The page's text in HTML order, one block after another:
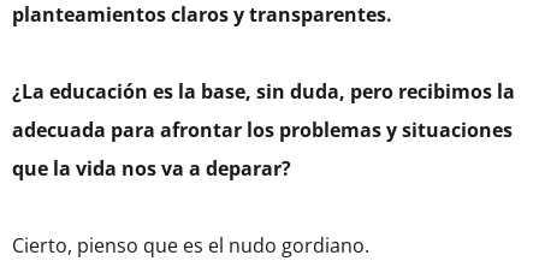
planteamientos claros y transparentes.
¿La educación es la base, sin duda, pero recibimos la
adecuada para afrontar los problemas y situaciones
que la vida nos va a deparar?
Cierto, pienso que es el nudo gordiano.